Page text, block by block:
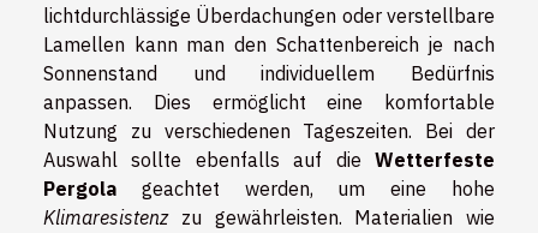
lichtdurchlässige Überdachungen oder verstellbare
Lamellen kann man den Schattenbereich je nach
Sonnenstand und individuellem Bedürfnis
anpassen. Dies ermöglicht eine komfortable
Nutzung zu verschiedenen Tageszeiten. Bei der
Auswahl sollte ebenfalls auf die Wetterfeste
Pergola geachtet werden, um eine hohe
Klimaresistenzzu gewährleisten. Materialien wie